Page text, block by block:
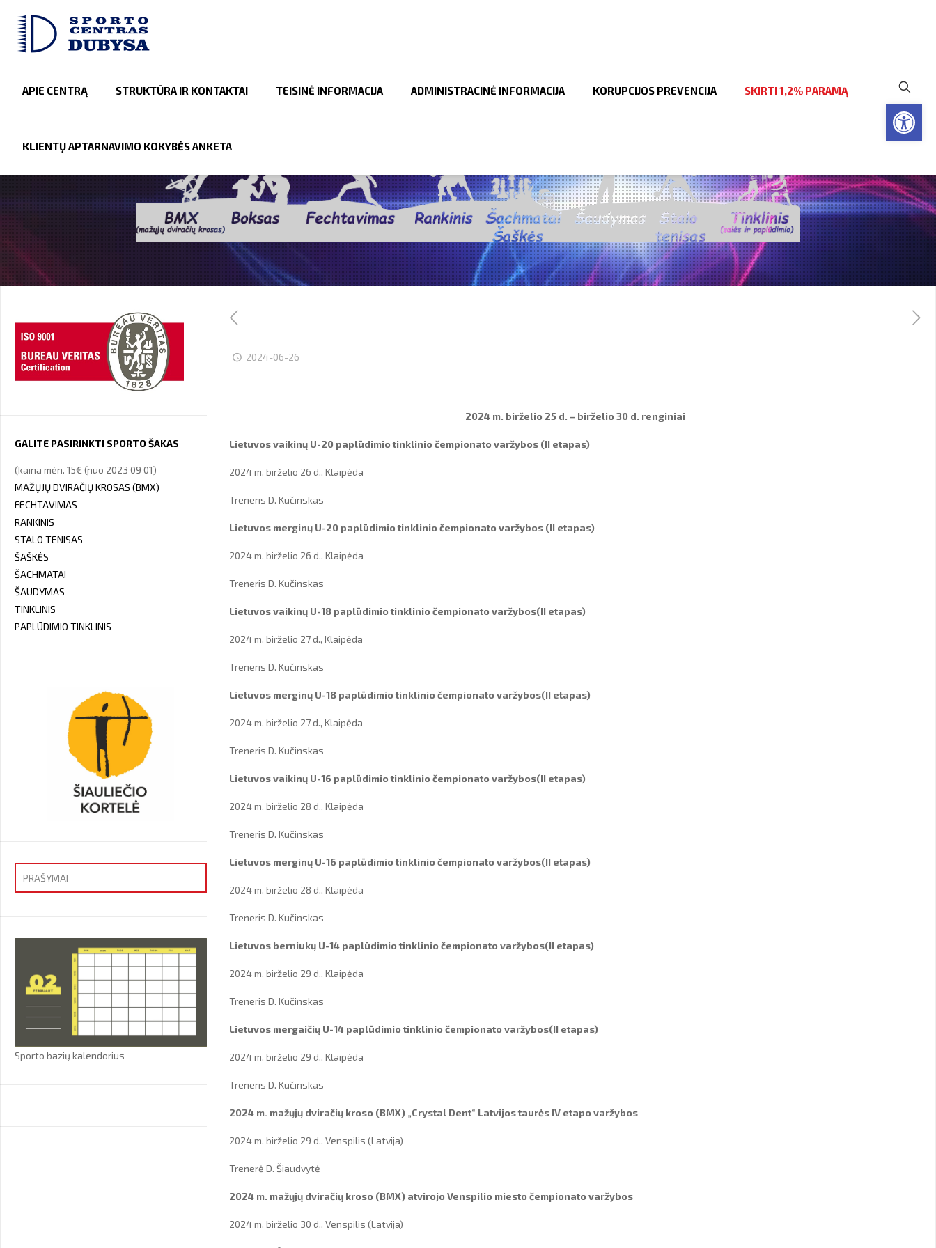
Open
APIE CENTRĄ STRUKTŪRA IR KONTAKTAI TEISINĖ INFORMACIJA ADMINISTRACINĖ INFORMACIJA KORUPCIJOS PREVENCIJA SKIRTI 1,2% PARAMĄ
KLIENTŲ APTARNAVIMO KOKYBĖS ANKETA
2024-06-26
2024 m. birželio 25 d. – birželio 30 d. renginiai
Lietuvos vaikinų U-20 paplūdimio tinklinio čempionato varžybos (II etapas)
2024 m. birželio 26 d., Klaipėda
Treneris D. Kučinskas
Lietuvos merginų U-20 paplūdimio tinklinio čempionato varžybos (II etapas)
2024 m. birželio 26 d., Klaipėda
Treneris D. Kučinskas
Lietuvos vaikinų U-18 paplūdimio tinklinio čempionato varžybos(II etapas)
2024 m. birželio 27 d., Klaipėda
Treneris D. Kučinskas
Lietuvos merginų U-18 paplūdimio tinklinio čempionato varžybos(II etapas)
2024 m. birželio 27 d., Klaipėda
Treneris D. Kučinskas
Lietuvos vaikinų U-16 paplūdimio tinklinio čempionato varžybos(II etapas)
2024 m. birželio 28 d., Klaipėda
Treneris D. Kučinskas
Lietuvos merginų U-16 paplūdimio tinklinio čempionato varžybos(II etapas)
2024 m. birželio 28 d., Klaipėda
Treneris D. Kučinskas
Lietuvos berniukų U-14 paplūdimio tinklinio čempionato varžybos(II etapas)
2024 m. birželio 29 d., Klaipėda
Treneris D. Kučinskas
Lietuvos mergaičių U-14 paplūdimio tinklinio čempionato varžybos(II etapas)
2024 m. birželio 29 d., Klaipėda
Treneris D. Kučinskas
2024 m. mažųjų dviračių kroso (BMX) „Crystal Dent“ Latvijos taurės IV etapo varžybos
2024 m. birželio 29 d., Venspilis (Latvija)
Trenerė D. Šiaudvytė
2024 m. mažųjų dviračių kroso (BMX) atvirojo Venspilio miesto čempionato varžybos
2024 m. birželio 30 d., Venspilis (Latvija)
GALITE PASIRINKTI SPORTO ŠAKAS
(kaina mėn. 15€ (nuo 2023 09 01)
MAŽŲJŲ DVIRAČIŲ KROSAS (BMX)
FECHTAVIMAS
RANKINIS
STALO TENISAS
ŠAŠKĖS
ŠACHMATAI
ŠAUDYMAS
TINKLINIS
PAPLŪDIMIO TINKLINIS
PRAŠYMAI
Sporto bazių kalendorius